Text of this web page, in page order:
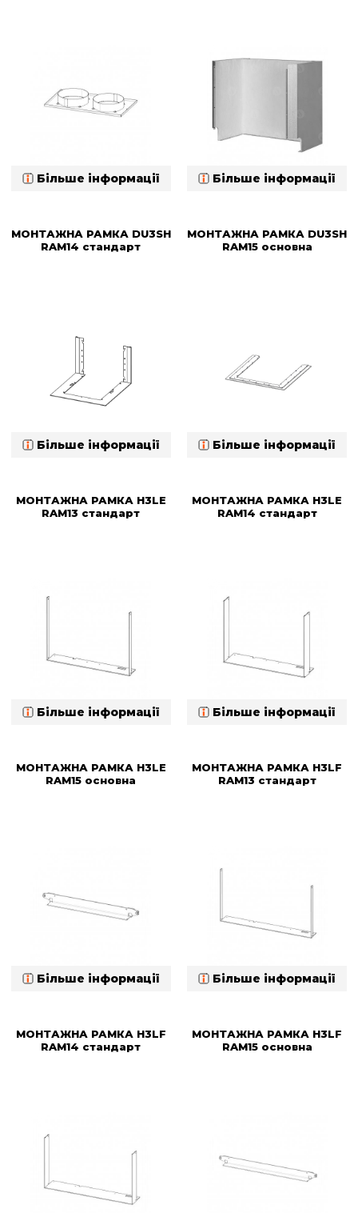
Більше інформації Більше інформації
МОНТАЖНА РАМКА DU3SH
RAM14 стандарт
Більше інформації
МОНТАЖНА РАМКА DU3SH
RAM15 основна
Більше інформації
МОНТАЖНА РАМКА H3LE
RAM13 стандарт
Більше інформації
МОНТАЖНА РАМКА H3LE
RAM14 стандарт
Більше інформації
МОНТАЖНА РАМКА H3LE
RAM15 основна
Більше інформації
МОНТАЖНА РАМКА H3LF
RAM13 стандарт
Більше інформації
МОНТАЖНА РАМКА H3LF
RAM14 стандарт
МОНТАЖНА РАМКА H3LF
RAM15 основна